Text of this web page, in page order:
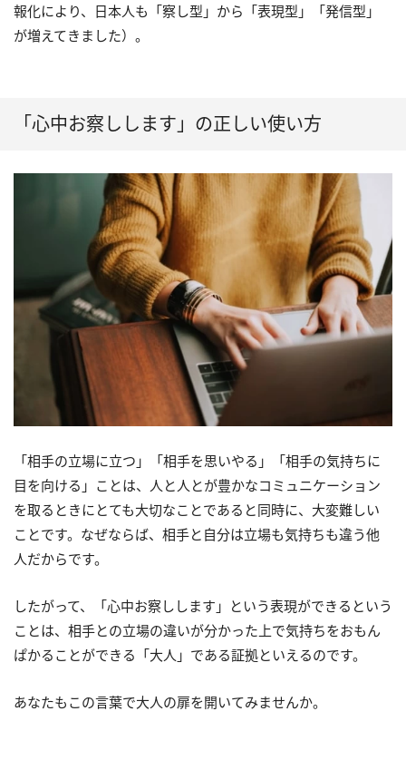
報化により、日本人も「察し型」から「表現型」「発信型」
が増えてきました）。
「心中お察しします」の正しい使い方
「相手の立場に立つ」「相手を思いやる」「相手の気持ちに
目を向ける」ことは、人と人とが豊かなコミュニケーション
を取るときにとても大切なことであると同時に、大変難しい
ことです。なぜならば、相手と自分は立場も気持ちも違う他
人だからです。
したがって、「心中お察しします」という表現ができるという
ことは、相手との立場の違いが分かった上で気持ちをおもん
ぱかることができる「大人」である証拠といえるのです。
あなたもこの言葉で大人の扉を開いてみませんか。